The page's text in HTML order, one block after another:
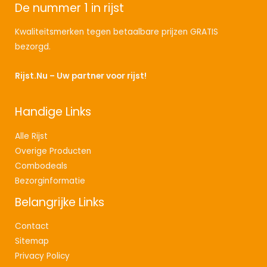
9
.
4
9
De nummer 1 in rijst
Kwaliteitsmerken tegen betaalbare prijzen GRATIS
bezorgd.
Rijst.Nu – Uw partner voor rijst!
Handige Links
Alle Rijst
Overige Producten
Combodeals
Bezorginformatie
Belangrijke Links
Contact
Sitemap
Privacy Policy